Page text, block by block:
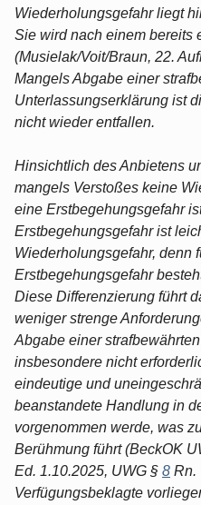
Wiederholungsgefahr liegt
Sie wird nach einem bereits
(Musielak/Voit/Braun, 22.
Mangels Abgabe einer
Unterlassungserklärung ist
nicht wieder entfallen.
Hinsichtlich des Anbietens
mangels Verstoßes keine
eine Erstbegehungsgefahr
Erstbegehungsgefahr ist
Wiederholungsgefahr, denn
Erstbegehungsgefahr
Diese Differenzierung führt
weniger strenge
Abgabe einer
insbesondere nicht
eindeutige und
beanstandete Handlung in
vorgenommen werde, was
Berühmung führt (BeckOK
Ed. 1.10.2025, UWG § 8 Rn.
Verfügungsbeklagte